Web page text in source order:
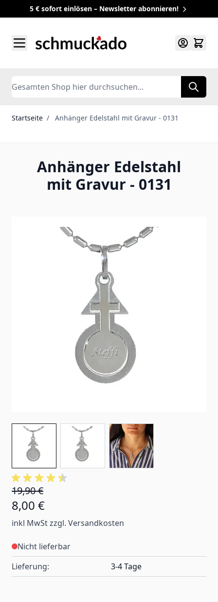
5 € sofort einlösen – Newsletter abonnieren!
Search
Startseite / Anhänger Edelstahl mit Gravur - 0131
Anhänger Edelstahl
mit Gravur - 0131
19,90 €
8,00 €
inkl MwSt zzgl. Versandkosten
Nicht lieferbar
Lieferung:
3-4 Tage